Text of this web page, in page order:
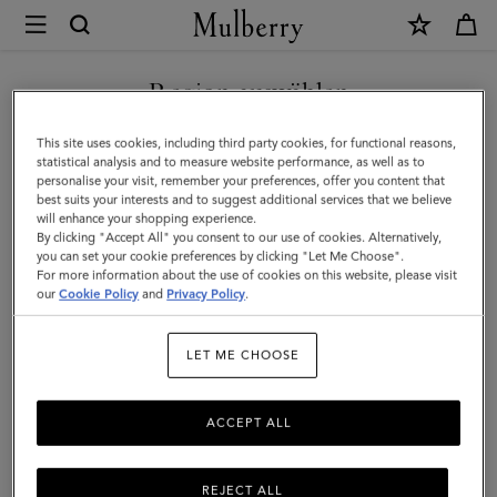
Mulberry
Chiltern
Smartphone-
Tasche
|
Feine,
klassische
Narbung
Region auswählen
Sie befinden sich auf unserer Seite für Österreich, aber wir
haben festgestellt, dass Sie hier sind: Vereinigte Staaten.
SEITE FÜR VEREINIGTE
STAATEN BESUCHEN
AUF FOLGENDER WEBSEITE
FORTFAHREN: ÖSTERREICH
This site uses cookies, including third party cookies, for functional reasons,
statistical analysis and to measure website performance, as well as to
personalise your visit, remember your preferences, offer you content that
best suits your interests and to suggest additional services that we believe
will enhance your shopping experience.
By clicking "Accept All" you consent to our use of cookies. Alternatively,
you can set your cookie preferences by clicking "Let Me Choose".
For more information about the use of cookies on this website, please visit
ourCookie Policy and Privacy Policy.
LET ME CHOOSE
REJECT ALL
ACCEPT ALL